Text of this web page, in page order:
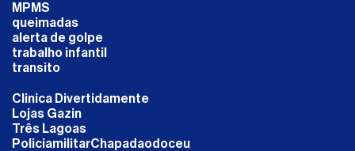
MPMS
queimadas
alerta de golpe
trabalho infantil
transito
Clinica Divertidamente
Lojas Gazin
Três Lagoas
PoliciamilitarChapadaodoceu